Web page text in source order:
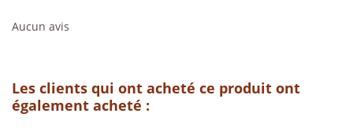
Aucun avis
Les clients qui ont acheté ce produit ont
également acheté :